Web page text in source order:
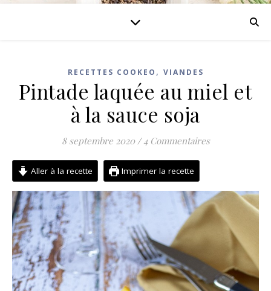
RECETTES COOKEO , VIANDES
Pintade laquée au miel et
à la sauce soja
8 septembre 2020 / 4 Commentaires
Aller à la recette Imprimer la recette